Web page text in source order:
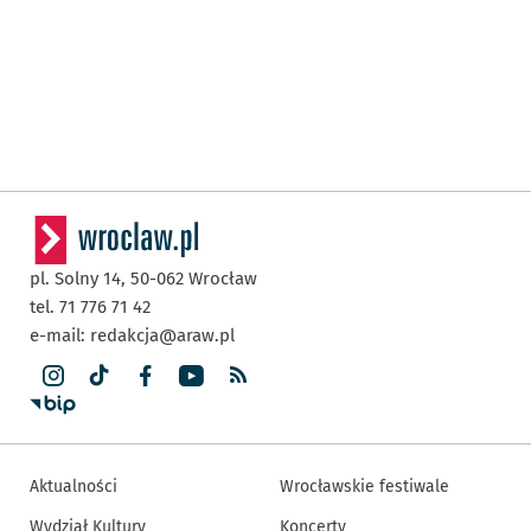
pl. Solny 14, 50-062 Wrocław
tel. 71 776 71 42
e-mail: redakcja@araw.pl
Aktualności
Wydział Kultury
Wrocławskie festiwale
Koncerty